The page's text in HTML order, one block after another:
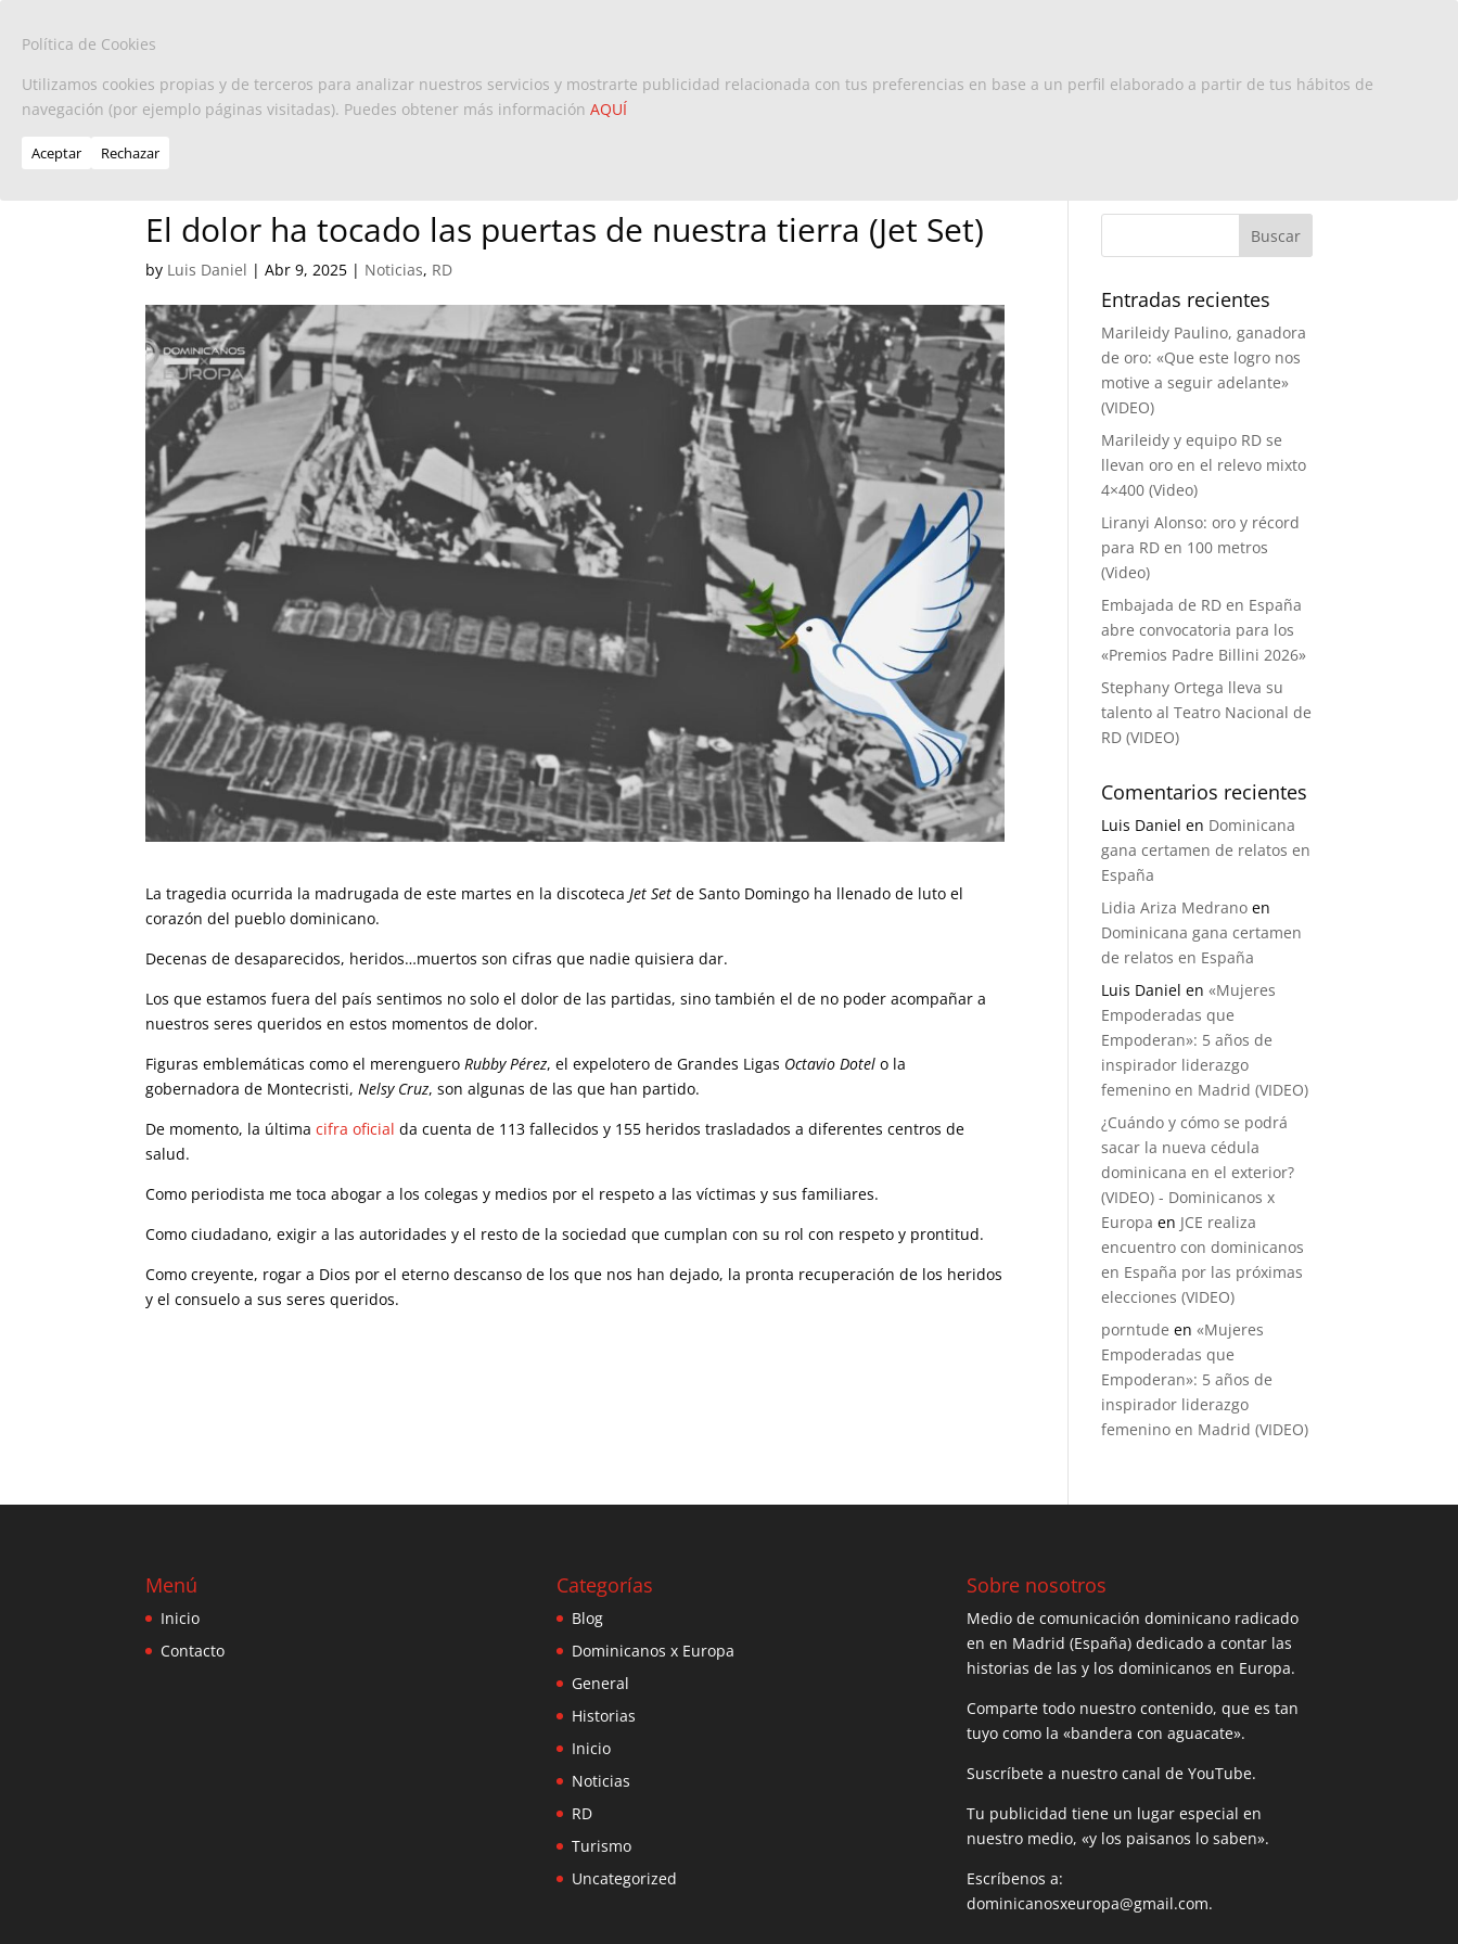
Inicio Europa Dominicanos x Europa Turismo Contacto
El dolor ha tocado las puertas de nuestra tierra (Jet Set)
by Luis Daniel |Abr 9, 2025 | Noticias, RD
La tragedia ocurrida la madrugada de este martes en la discoteca Jet Set de Santo Domingo ha llenado de luto el
corazón del pueblo dominicano.
Decenas de desaparecidos, heridos…muertos son cifras que nadie quisiera dar.
Los que estamos fuera del país sentimos no solo el dolor de las partidas, sino también el de no poder acompañar a
nuestros seres queridos en estos momentos de dolor.
Figuras emblemáticas como el merenguero Rubby Pérez, el expelotero de Grandes Ligas Octavio Dotel o la
gobernadora de Montecristi,Nelsy Cruz, son algunas de las que han partido.
De momento, la últimacifra oficial da cuenta de 113 fallecidos y 155 heridos trasladados a diferentes centros de
salud.
Como periodista me toca abogar a los colegas y medios por el respeto a las víctimas y sus familiares.
Como ciudadano, exigir a las autoridades y el resto de la sociedad que cumplan con su rol con respeto y prontitud.
Como creyente, rogar a Dios por el eterno descanso de los que nos han dejado, la pronta recuperación de los heridos
y el consuelo a sus seres queridos.
Entradas recientes
Marileidy Paulino, ganadora
de oro: «Que este logro nos
motive a seguir adelante»
(VIDEO)
Marileidy y equipo RD se
llevan oro en el relevo mixto
4×400 (Video)
Liranyi Alonso: oro y récord
para RD en 100 metros
(Video)
Embajada de RD en España
abre convocatoria para los
«Premios Padre Billini 2026»
Stephany Ortega lleva su
talento al Teatro Nacional de
RD (VIDEO)
Comentarios recientes
Luis Daniel en Dominicana
gana certamen de relatos en
España
Lidia Ariza Medrano en
Dominicana gana certamen
de relatos en España
Luis Daniel en«Mujeres
Empoderadas que
Empoderan»: 5 años de
inspirador liderazgo
femenino en Madrid (VIDEO)
¿Cuándo y cómo se podrá
sacar la nueva cédula
dominicana en el exterior?
(VIDEO) - Dominicanos x
Europa en JCE realiza
encuentro con dominicanos
en España por las próximas
elecciones (VIDEO)
porntude en«Mujeres
Empoderadas que
Empoderan»: 5 años de
inspirador liderazgo
femenino en Madrid (VIDEO)
Menú
Inicio
Contacto
Categorías
Blog
Dominicanos x Europa
General
Historias
Inicio
Noticias
RD
Turismo
Uncategorized
Sobre nosotros
Medio de comunicación dominicano radicado
en en Madrid (España) dedicado a contar las
historias de las y los dominicanos en Europa.
Comparte todo nuestro contenido, que es tan
tuyo como la «bandera con aguacate».
Suscríbete a nuestro canal de YouTube.
Tu publicidad tiene un lugar especial en
nuestro medio, «y los paisanos lo saben».
Escríbenos a:
dominicanosxeuropa@gmail.com.
Política de Cookies
Utilizamos cookies propias y de terceros para analizar nuestros servicios y mostrarte publicidad relacionada con tus preferencias en base a un perfil elaborado a partir de tus hábitos de
navegación (por ejemplo páginas visitadas). Puedes obtener más información AQUÍ
Aceptar Rechazar